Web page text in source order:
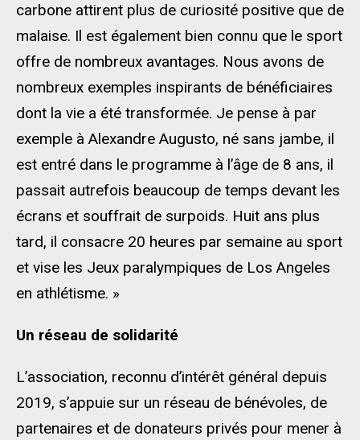
carbone attirent plus de curiosité positive que de
malaise. Il est également bien connu que le sport
offre de nombreux avantages. Nous avons de
nombreux exemples inspirants de bénéficiaires
dont la vie a été transformée. Je pense à par
exemple à Alexandre Augusto, né sans jambe, il
est entré dans le programme à l’âge de 8 ans, il
passait autrefois beaucoup de temps devant les
écrans et souffrait de surpoids. Huit ans plus
tard, il consacre 20 heures par semaine au sport
et vise les Jeux paralympiques de Los Angeles
en athlétisme. »
Un réseau de solidarité
L’association, reconnu d’intérêt général depuis
2019, s’appuie sur un réseau de bénévoles, de
partenaires et de donateurs privés pour mener à